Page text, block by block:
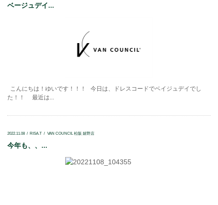
ベージュデイ...
こんにちは！ゆいです！！！ 今日は、ドレスコードでベイジュデイでし
た！！ 最近は...
2022.11.08 RISA.T VAN COUNCIL 松阪 嬉野店
今年も、、...